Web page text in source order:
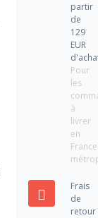
partir
de
129
EUR
Pour
les
à
livrer
en
France
Frais
de
retour